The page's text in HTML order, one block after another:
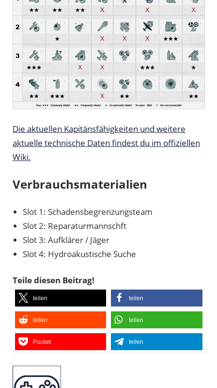
Die aktuellen Kapitänsfähigkeiten und weitere
aktuelle technische Daten findest du im offiziellen
Wiki.
Verbrauchsmaterialien
Slot 1: Schadensbegrenzungsteam
Slot 2: Reparaturmannschft
Slot 3: Aufklärer / Jäger
Slot 4: Hydroakustische Suche
Teile diesen Beitrag!
teilen teilen
teilen teilen
Pocket teilen